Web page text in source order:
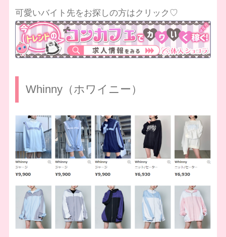
可愛いバイト先をお探しの方はクリック♡
Whinny（ホワイニー）